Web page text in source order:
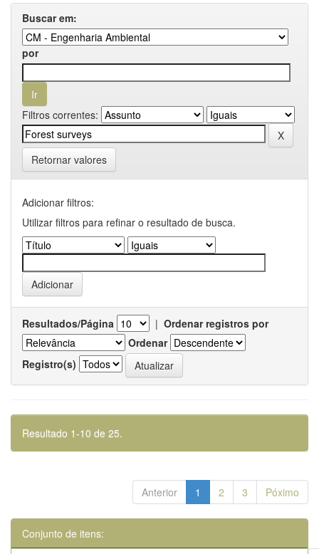
Buscar em:
por
Filtros correntes:
Retornar valores
Adicionar filtros:
Utilizar filtros para refinar o resultado de busca.
Resultados/Página | Ordenar registros por
Ordenar
Registro(s)
Resultado 1-10 de 25.
Anterior 1 2 3 Póximo
Conjunto de itens: